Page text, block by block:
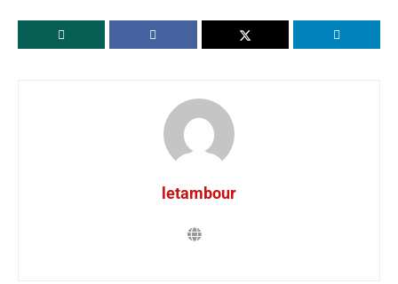
letambour